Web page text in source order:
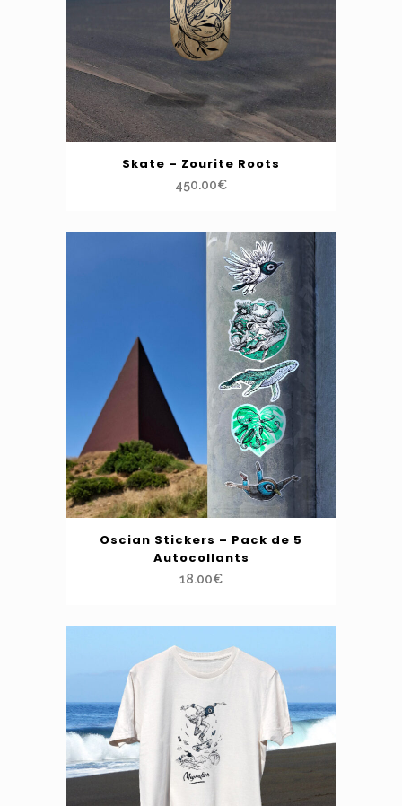
Skate – Zourite Roots
450.00€
Oscian Stickers – Pack de 5
Autocollants
18.00€